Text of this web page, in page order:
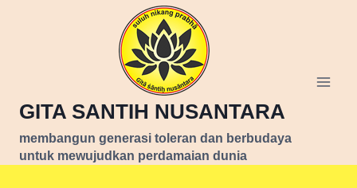
GITA SANTIH NUSANTARA
membangun generasi toleran dan berbudaya
untuk mewujudkan perdamaian dunia